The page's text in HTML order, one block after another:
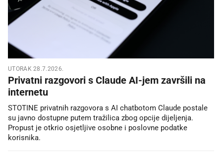
UTORAK 28.7.2026.
Privatni razgovori s Claude AI-jem završili na
internetu
STOTINE privatnih razgovora s AI chatbotom Claude postale
su javno dostupne putem tražilica zbog opcije dijeljenja.
Propust je otkrio osjetljive osobne i poslovne podatke
korisnika.